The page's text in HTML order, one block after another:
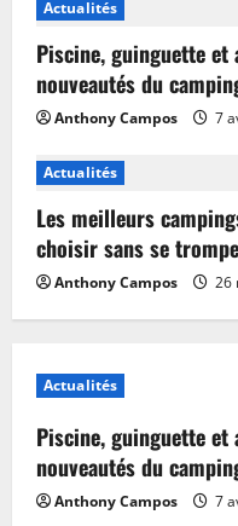
Actualités
Piscine, guinguette et
nouveautés du
Anthony Campos 7
Actualités
Les meilleurs
choisir sans se
Anthony Campos 26
Actualités
Piscine, guinguette et
nouveautés du
Anthony Campos 7